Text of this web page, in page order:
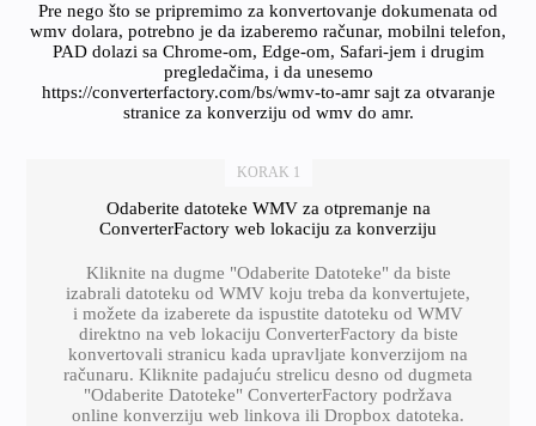
Pre nego što se pripremimo za konvertovanje dokumenata od
wmv dolara, potrebno je da izaberemo računar, mobilni telefon,
PAD dolazi sa Chrome-om, Edge-om, Safari-jem i drugim
pregledačima, i da unesemo
https://converterfactory.com/bs/wmv-to-amr sajt za otvaranje
stranice za konverziju od wmv do amr.
KORAK 1
Odaberite datoteke WMV za otpremanje na
ConverterFactory web lokaciju za konverziju
Kliknite na dugme "Odaberite Datoteke" da biste
izabrali datoteku od WMV koju treba da konvertujete,
i možete da izaberete da ispustite datoteku od WMV
direktno na veb lokaciju ConverterFactory da biste
konvertovali stranicu kada upravljate konverzijom na
računaru. Kliknite padajuću strelicu desno od dugmeta
"Odaberite Datoteke" ConverterFactory podržava
online konverziju web linkova ili Dropbox datoteka.